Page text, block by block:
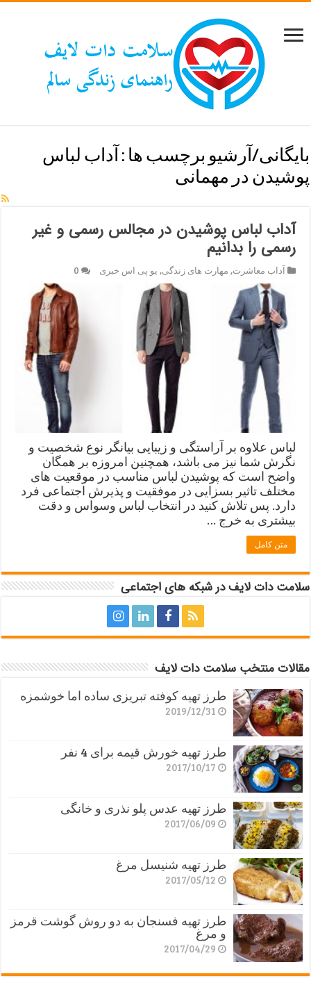
بایگانی/آرشیو برچسب ها : آداب لباس
پوشیدن در مهمانی
آداب لباس پوشیدن در مجالس رسمی و غیر
رسمی را بدانیم
آداب معاشرت, مهارت های زندگی, یو پی اس خبری 0
لباس علاوه بر آراستگی و زیبایی بیانگر نوع شخصیت و
نگرش شما نیز می باشد، همچنین امروزه بر همگان
واضح است که پوشیدن لباس مناسب در موقعیت های
مختلف تاثیر بسزایی در موفقیت و پذیرش اجتماعی فرد
دارد. پس تلاش کنید در انتخاب لباس وسواس و دقت
بیشتری به خرج …
متن کامل
سلامت دات لایف در شبکه های اجتماعی
مقالات منتخب سلامت دات لایف
طرز تهیه کوفته تبریزی ساده اما خوشمزه
2019/12/31
طرز تهیه خورش قیمه برای 4 نفر
2017/10/17
طرز تهیه عدس پلو نذری و خانگی
2017/06/09
طرز تهیه شنیسل مرغ
2017/05/12
طرز تهیه فسنجان به دو روش گوشت قرمز
و مرغ
2017/04/29